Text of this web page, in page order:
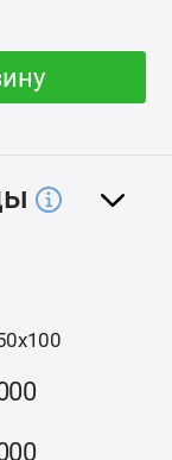
двери-купе.
от
с
так и в его